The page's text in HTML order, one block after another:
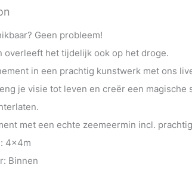
Geen probleem!
overleeft het tijdelijk ook op het droge.
in een prachtig kunstwerk met ons
je visie tot leven en creër een magische
met een echte zeemeermin incl.
4x4m
Binnen